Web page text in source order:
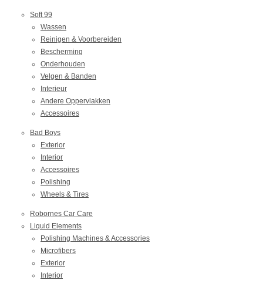
Soft 99
Wassen
Reinigen & Voorbereiden
Bescherming
Onderhouden
Velgen & Banden
Interieur
Andere Oppervlakken
Accessoires
Bad Boys
Exterior
Interior
Accessoires
Polishing
Wheels & Tires
Robornes Car Care
Liquid Elements
Polishing Machines & Accessories
Microfibers
Exterior
Interior